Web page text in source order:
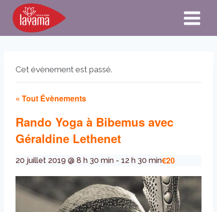
Aller
contenu
Cet évènement est passé.
« Tout Évènements
Rando Yoga à Bibemus avec
Géraldine Lethenet
20 juillet 2019 @ 8 h 30 min - 12 h 30 min€20